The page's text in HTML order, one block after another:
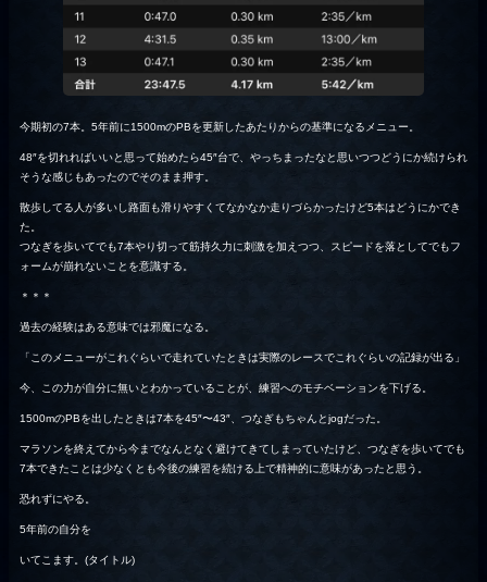
今期初の7本。5年前に1500mのPBを更新したあたりからの基準になるメニュー。
48″を切れればいいと思って始めたら45″台で、やっちまったなと思いつつどうにか続けられ
そうな感じもあったのでそのまま押す。
散歩してる人が多いし路面も滑りやすくてなかなか走りづらかったけど5本はどうにかでき
た。
つなぎを歩いてでも7本やり切って筋持久力に刺激を加えつつ、スピードを落としてでもフ
ォームが崩れないことを意識する。
＊＊＊
過去の経験はある意味では邪魔になる。
「このメニューがこれぐらいで走れていたときは実際のレースでこれぐらいの記録が出る」
今、この力が自分に無いとわかっていることが、練習へのモチベーションを下げる。
1500mのPBを出したときは7本を45″〜43″、つなぎもちゃんとjogだった。
マラソンを終えてから今までなんとなく避けてきてしまっていたけど、つなぎを歩いてでも
7本できたことは少なくとも今後の練習を続ける上で精神的に意味があったと思う。
恐れずにやる。
5年前の自分を
いてこます。(タイトル)